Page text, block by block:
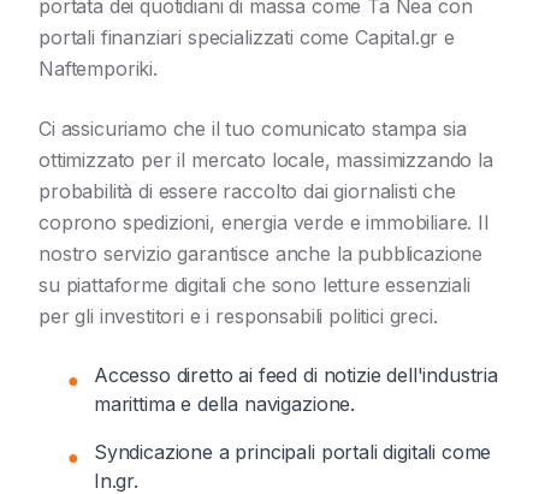
portata dei quotidiani di massa come Ta Nea con
portali finanziari specializzati come Capital.gr e
Naftemporiki.
Ci assicuriamo che il tuo comunicato stampa sia
ottimizzato per il mercato locale, massimizzando la
probabilità di essere raccolto dai giornalisti che
coprono spedizioni, energia verde e immobiliare. Il
nostro servizio garantisce anche la pubblicazione
su piattaforme digitali che sono letture essenziali
per gli investitori e i responsabili politici greci.
●
Accesso diretto ai feed di notizie dell'industria
marittima e della navigazione.
●
Syndicazione a principali portali digitali come
In.gr.